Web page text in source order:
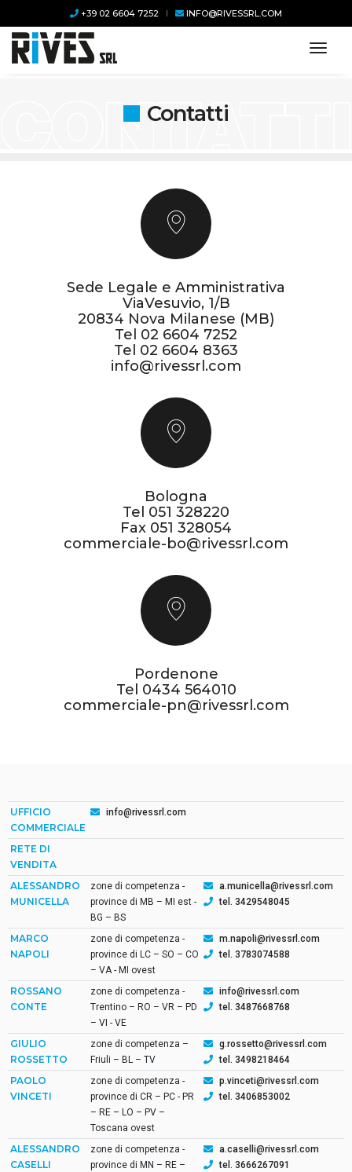
+39 02 6604 7252 INFO@RIVESSRL.COM
Contatti
Sede Legale e Amministrativa
ViaVesuvio, 1/B
20834 Nova Milanese (MB)
Tel 02 6604 7252
Tel 02 6604 8363
info@rivessrl.com
Bologna
Tel 051 328220
Fax 051 328054
commerciale-bo@rivessrl.com
Pordenone
Tel 0434 564010
commerciale-pn@rivessrl.com
UFFICIO
COMMERCIALE
info@rivessrl.com
RETE DI
VENDITA
ALESSANDRO
MUNICELLA
zone di competenza -
province di MB – MI est -
BG – BS
a.municella@rivessrl.com
tel. 3429548045
MARCO
NAPOLI
zone di competenza -
province di LC – SO – CO
– VA - MI ovest
m.napoli@rivessrl.com
tel. 3783074588
ROSSANO
CONTE
zone di competenza -
Trentino – RO – VR – PD
– VI - VE
info@rivessrl.com
tel. 3487668768
GIULIO
ROSSETTO
zone di competenza –
Friuli – BL – TV
g.rossetto@rivessrl.com
tel. 3498218464
PAOLO
VINCETI
zone di competenza -
province di CR – PC - PR
– RE – LO – PV –
Toscana ovest
p.vinceti@rivessrl.com
tel. 3406853002
ALESSANDRO
CASELLI
zone di competenza -
province di MN – RE –
a.caselli@rivessrl.com
tel. 3666267091